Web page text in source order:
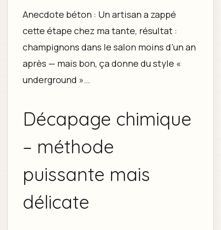
Anecdote béton : Un artisan a zappé
cette étape chez ma tante, résultat :
champignons dans le salon moins d’un an
après — mais bon, ça donne du style «
underground »…
Décapage chimique
– méthode
puissante mais
délicate